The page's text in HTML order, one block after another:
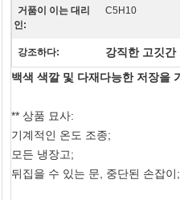
거품이 이는 대리
인:
C5H10
강조하다: 강직한 고깃간
백색 색깔 및 다재다능한 저장을
** 상품 묘사:
기계적인 온도 조종;
모든 냉장고;
뒤집을 수 있는 문, 중단된 손잡이;